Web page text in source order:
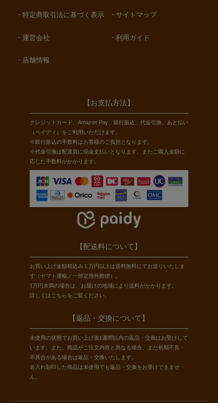
特定商取引法に基づく表示
運営会社
店舗情報
サイトマップ
利用ガイド
【お支払方法】
クレジットカード、Amazon Pay、銀行振込、代金引換、あと払い
（ペイディ）をご利用いただけます。
※銀行振込の手数料はお客様のご負担となります。
※代金引換は配達員に現金支払いとなります。またご購入金額に
応じた手数料がかかります。
【配送料について】
お買い上げ金額税込み１万円以上は送料無料にてお送りいたしま
す（ヤマト運輸／一部定形外郵便）。
1万円未満の場合は、お届けの地域により送料がかかります。
詳しくは こちらをご覧ください。
【返品・交換について】
未使用の状態でお買い上げ後1週間以内の返品・交換はお受けして
います。また、商品がご注文内容と異なる場合、また初期不良・
不具合がある場合は返品・交換いたします。
名入れ刻印した商品は未使用でも返品・交換をお受けできませ
ん。